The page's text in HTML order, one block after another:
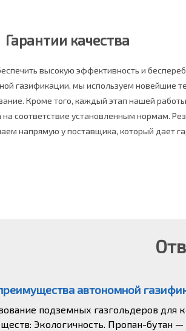
Гарантии качества
высокую эффективность и
газификации, мы используем новейшие
Кроме того, каждый этап нашей
на соответствие установленным нормам.
напрямую у поставщика, который дает
автономной
подземных газгольдеров
Экологичность. Пропан-бутан —